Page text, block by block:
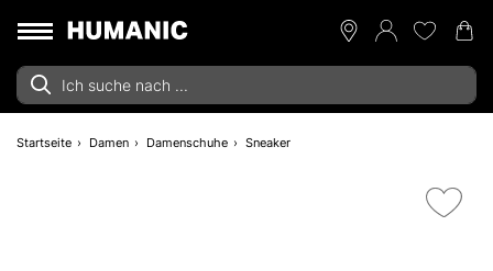
Startseite Damen Damenschuhe Sneaker